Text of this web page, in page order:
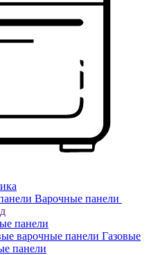
Варочные панели
панели
Газовые
панели